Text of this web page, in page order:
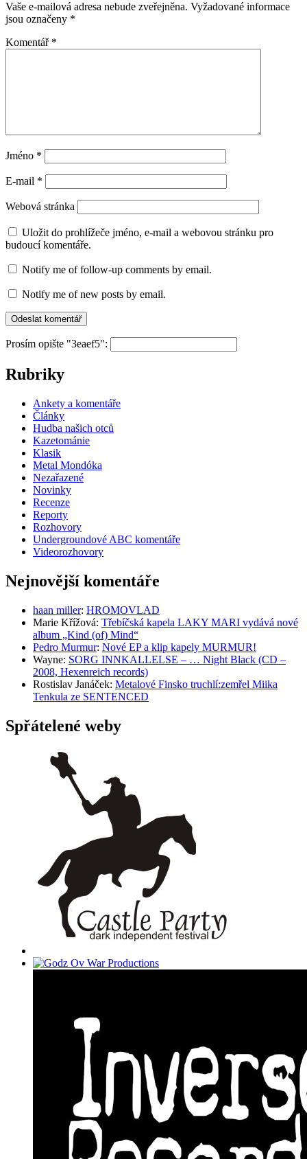
Vaše e-mailová adresa nebude zveřejněna. Vyžadované informace
jsou označeny *
Komentář *
Jméno *
E-mail *
Webová stránka
Uložit do prohlížeče jméno, e-mail a webovou stránku pro
budoucí komentáře.
Notify me of follow-up comments by email.
Notify me of new posts by email.
Prosím opište "3eaef5":
Rubriky
Ankety a komentáře
Články
Hudba našich otců
Kazetománie
Klasik
Metal Mondóka
Nezařazené
Novinky
Recenze
Reporty
Rozhovory
Undergroundové ABC komentáře
Videorozhovory
Nejnovější komentáře
haan miller: HROMOVLAD
Marie Křížová: Třebíčská kapela LAKY MARI vydává nové
album „Kind (of) Mind“
Pedro Murmur: Nové EP a klip kapely MURMUR!
Wayne: SORG INNKALLELSE – … Night Black (CD –
2008, Hexenreich records)
Rostislav Janáček: Metalové Finsko truchlí:zemřel Miika
Tenkula ze SENTENCED
Spřátelené weby